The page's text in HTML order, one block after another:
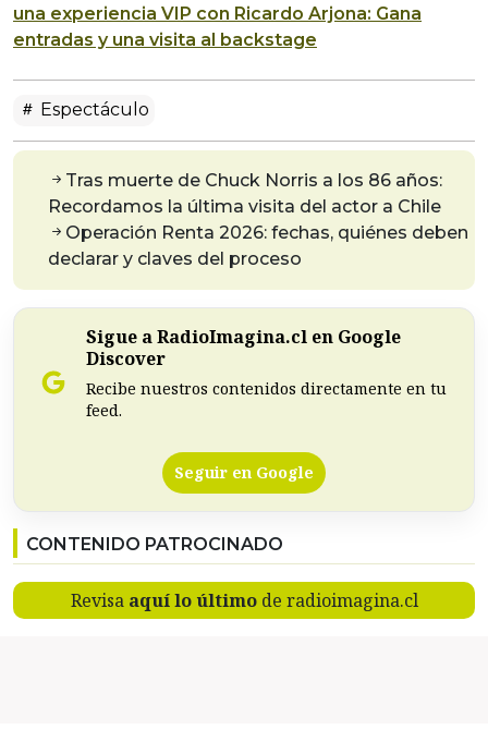
una experiencia VIP con Ricardo Arjona: Gana
entradas y una visita al backstage
Espectáculo
Tras muerte de Chuck Norris a los 86 años:
Recordamos la última visita del actor a Chile
Operación Renta 2026: fechas, quiénes deben
declarar y claves del proceso
Sigue a RadioImagina.cl en Google
Discover
Recibe nuestros contenidos directamente en tu
feed.
Seguir en Google
CONTENIDO PATROCINADO
Revisa aquí lo últimode radioimagina.cl